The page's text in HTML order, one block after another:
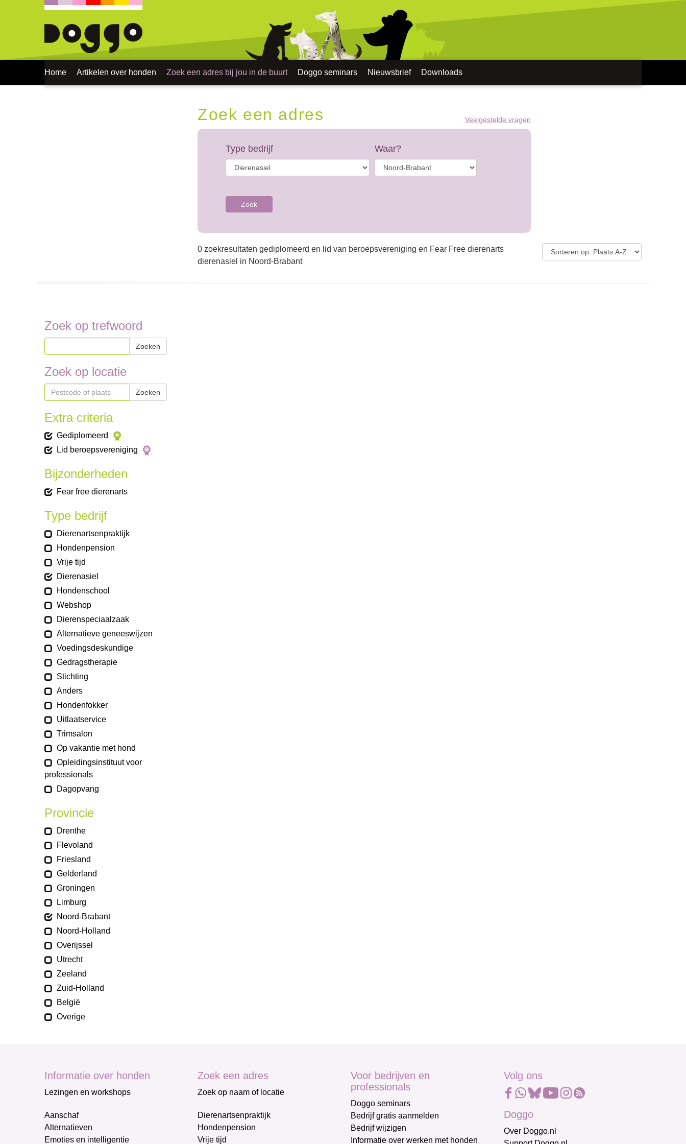
Home Artikelen over honden Zoek een adres bij jou in de buurt Doggo seminars Nieuwsbrief Downloads
Zoek een adres Veelgestelde vragen
Type bedrijf Waar?
Zoek
0 zoekresultaten gediplomeerd en lid van beroepsvereniging en Fear Free dierenarts
dierenasiel in Noord-Brabant
Zoek op trefwoord
Zoeken
Zoek op locatie
Zoeken
Extra criteria
Gediplomeerd
Lid beroepsvereniging
Bijzonderheden
Fear free dierenarts
Type bedrijf
Dierenartsenpraktijk
Hondenpension
Vrije tijd
Dierenasiel
Hondenschool
Webshop
Dierenspeciaalzaak
Alternatieve geneeswijzen
Voedingsdeskundige
Gedragstherapie
Stichting
Anders
Hondenfokker
Uitlaatservice
Trimsalon
Op vakantie met hond
Opleidingsinstituut voor
professionals
Dagopvang
Provincie
Drenthe
Flevoland
Friesland
Gelderland
Groningen
Limburg
Noord-Brabant
Noord-Holland
Overijssel
Utrecht
Zeeland
Zuid-Holland
België
Overige
Informatie over honden
Lezingen en workshops
Aanschaf
Alternatieven
Emoties en intelligentie
Zoek een adres
Zoek op naam of locatie
Dierenartsenpraktijk
Hondenpension
Vrije tijd
Voor bedrijven en
professionals
Doggo seminars
Bedrijf gratis aanmelden
Bedrijf wijzigen
Informatie over werken met honden
Volg ons
Doggo
Over Doggo.nl